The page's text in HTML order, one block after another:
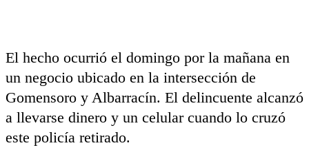
El hecho ocurrió el domingo por la mañana en
un negocio ubicado en la intersección de
Gomensoro y Albarracín. El delincuente alcanzó
a llevarse dinero y un celular cuando lo cruzó
este policía retirado.